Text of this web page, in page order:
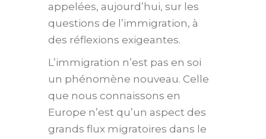
appelées, aujourd’hui, sur les
questions de l’immigration, à
des réflexions exigeantes.
L’immigration n’est pas en soi
un phénomène nouveau. Celle
que nous connaissons en
Europe n’est qu’un aspect des
grands flux migratoires dans le